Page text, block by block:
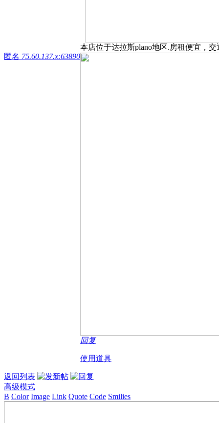
匿名 75.60.137.x:63890
本店位于达拉斯plano地区.房租便宜，
回复
使用道具
返回列表
高级模式
B Color Image Link Quote Code Smilies